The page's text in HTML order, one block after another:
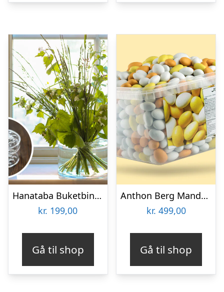
Hanataba Buketbinder
kr. 199,00
Gå til shop
Anthon Berg Mandelæg Bland-selv-slik 2 kg
kr. 499,00
Gå til shop